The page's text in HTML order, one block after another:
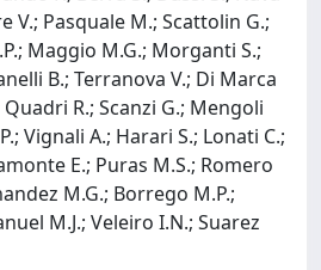
V.; Pasquale M.; Scattolin G.;
Maggio M.G.; Morganti S.;
B.; Terranova V.; Di Marca
Quadri R.; Scanzi G.; Mengoli
Vignali A.; Harari S.; Lonati C.;
E.; Puras M.S.; Romero
M.G.; Borrego M.P.;
M.J.; Veleiro I.N.; Suarez